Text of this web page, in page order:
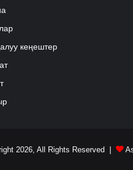
кеңештер
2026, All Rights Reserved |